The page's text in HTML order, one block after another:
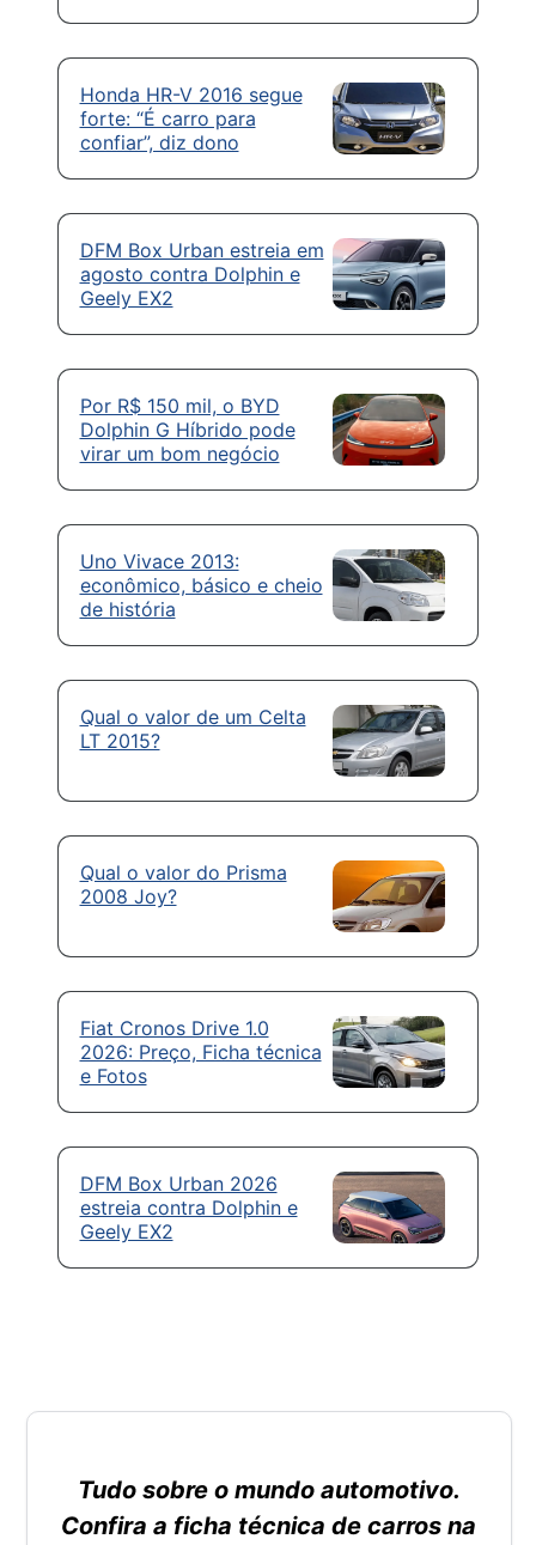
Honda HR-V 2016 segue
forte: “É carro para
confiar”, diz dono
DFM Box Urban estreia em
agosto contra Dolphin e
Geely EX2
Por R$ 150 mil, o BYD
Dolphin G Híbrido pode
virar um bom negócio
Uno Vivace 2013:
econômico, básico e cheio
de história
Qual o valor de um Celta
LT 2015?
Qual o valor do Prisma
2008 Joy?
Fiat Cronos Drive 1.0
2026: Preço, Ficha técnica
e Fotos
DFM Box Urban 2026
estreia contra Dolphin e
Geely EX2
Tudo sobre o mundo automotivo.
Confira a ficha técnica de carros na